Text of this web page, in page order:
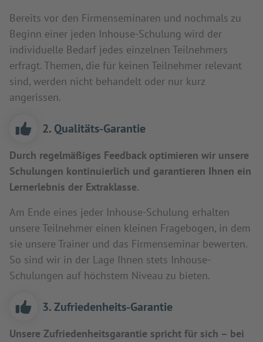
Bereits vor den Firmenseminaren und nochmals zu
Beginn einer jeden Inhouse-Schulung wird der
individuelle Bedarf jedes einzelnen Teilnehmers
erfragt. Themen, die für keinen Teilnehmer relevant
sind, werden nicht behandelt oder nur kurz
angerissen.
2. Qualitäts-Garantie
Durch regelmäßiges Feedback optimieren wir unsere
Schulungen kontinuierlich und garantieren Ihnen ein
Lernerlebnis der Extraklasse.
Am Ende eines jeder Inhouse-Schulung erhalten
unsere Teilnehmer einen kleinen Fragebogen, in dem
sie unsere Trainer und das Firmenseminar bewerten.
So sind wir in der Lage Ihnen stets Inhouse-
Schulungen auf höchstem Niveau zu bieten.
3. Zufriedenheits-Garantie
Unsere Zufriedenheitsgarantie spricht für sich – bei